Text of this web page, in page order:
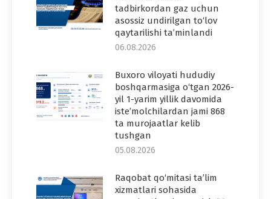
tadbirkordan gaz uchun
asossiz undirilgan to‘lov
qaytarilishi ta’minlandi
06.08.2026
Buxoro viloyati hududiy
boshqarmasiga o‘tgan 2026-
yil 1-yarim yillik davomida
iste’molchilardan jami 868
ta murojaatlar kelib
tushgan
05.08.2026
Raqobat qo‘mitasi ta’lim
xizmatlari sohasida